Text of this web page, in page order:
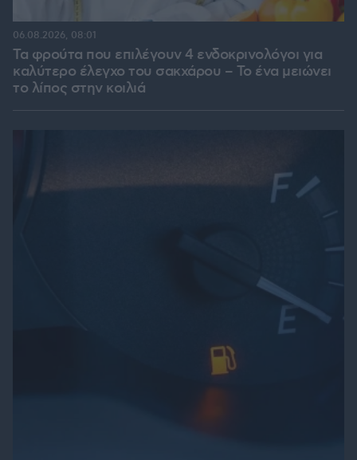
Τα φρούτα που επιλέγουν 4 ενδοκρινολόγοι για
καλύτερο έλεγχο του σακχάρου – Το ένα μειώνει
το λίπος στην κοιλιά
06.08.2026, 08:01